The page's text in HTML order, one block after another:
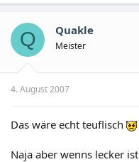
Q Quakle
Meister
4. August 2007
Das wäre echt teuflisch
Naja aber wenns lecker